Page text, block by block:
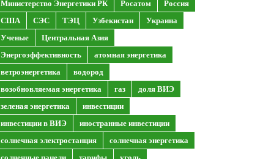
Министерство Энергетики РК
Росатом
Россия
США
СЭС ТЭЦ Узбекистан
Украина
Ученые
Центральная Азия
Энергоэффективность
атомная энергетика
ветроэнергетика
водород
возобновляемая энергетика
газ
доля ВИЭ
зеленая энергетика
инвестиции
инвестиции в ВИЭ
иностранные инвестиции
солнечная электростанция
солнечная энергетика
солнечные панели
тарифы уголь